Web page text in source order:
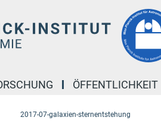
ÖFFENTLICHKEIT
2017-07-galaxien-sternentstehung